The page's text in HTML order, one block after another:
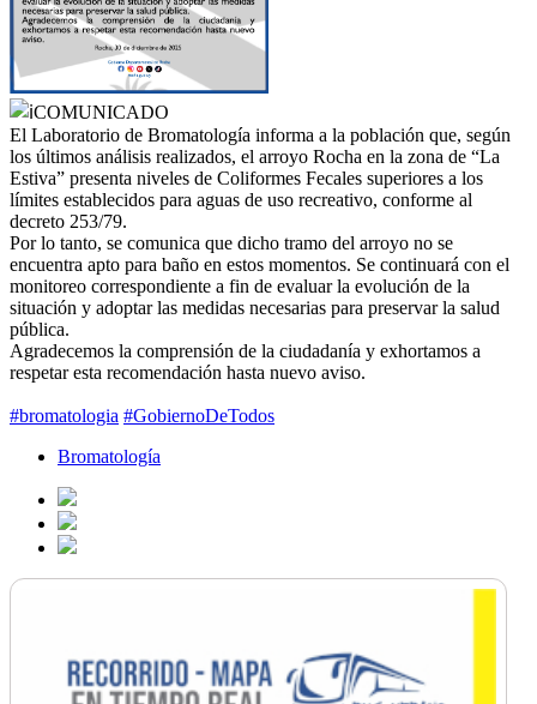
COMUNICADO
El Laboratorio de Bromatología informa a la población que, según
los últimos análisis realizados, el arroyo Rocha en la zona de “La
Estiva” presenta niveles de Coliformes Fecales superiores a los
límites establecidos para aguas de uso recreativo, conforme al
decreto 253/79.
Por lo tanto, se comunica que dicho tramo del arroyo no se
encuentra apto para baño en estos momentos. Se continuará con el
monitoreo correspondiente a fin de evaluar la evolución de la
situación y adoptar las medidas necesarias para preservar la salud
pública.
Agradecemos la comprensión de la ciudadanía y exhortamos a
respetar esta recomendación hasta nuevo aviso.
#bromatologia #GobiernoDeTodos
Bromatología